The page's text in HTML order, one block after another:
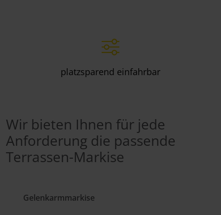
platzsparend einfahrbar
Wir bieten Ihnen für jede
Anforderung die passende
Terrassen-Markise
Gelenkarmmarkise